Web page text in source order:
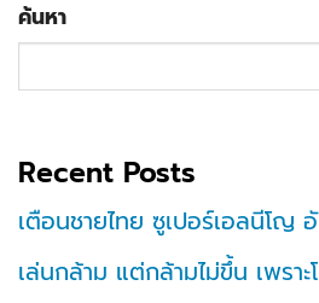
ค้นหา
Recent Posts
เตือนชายไทย ซูเปอร์เอลนีโญ
เล่นกล้าม แต่กล้ามไม่ขึ้น เพรา